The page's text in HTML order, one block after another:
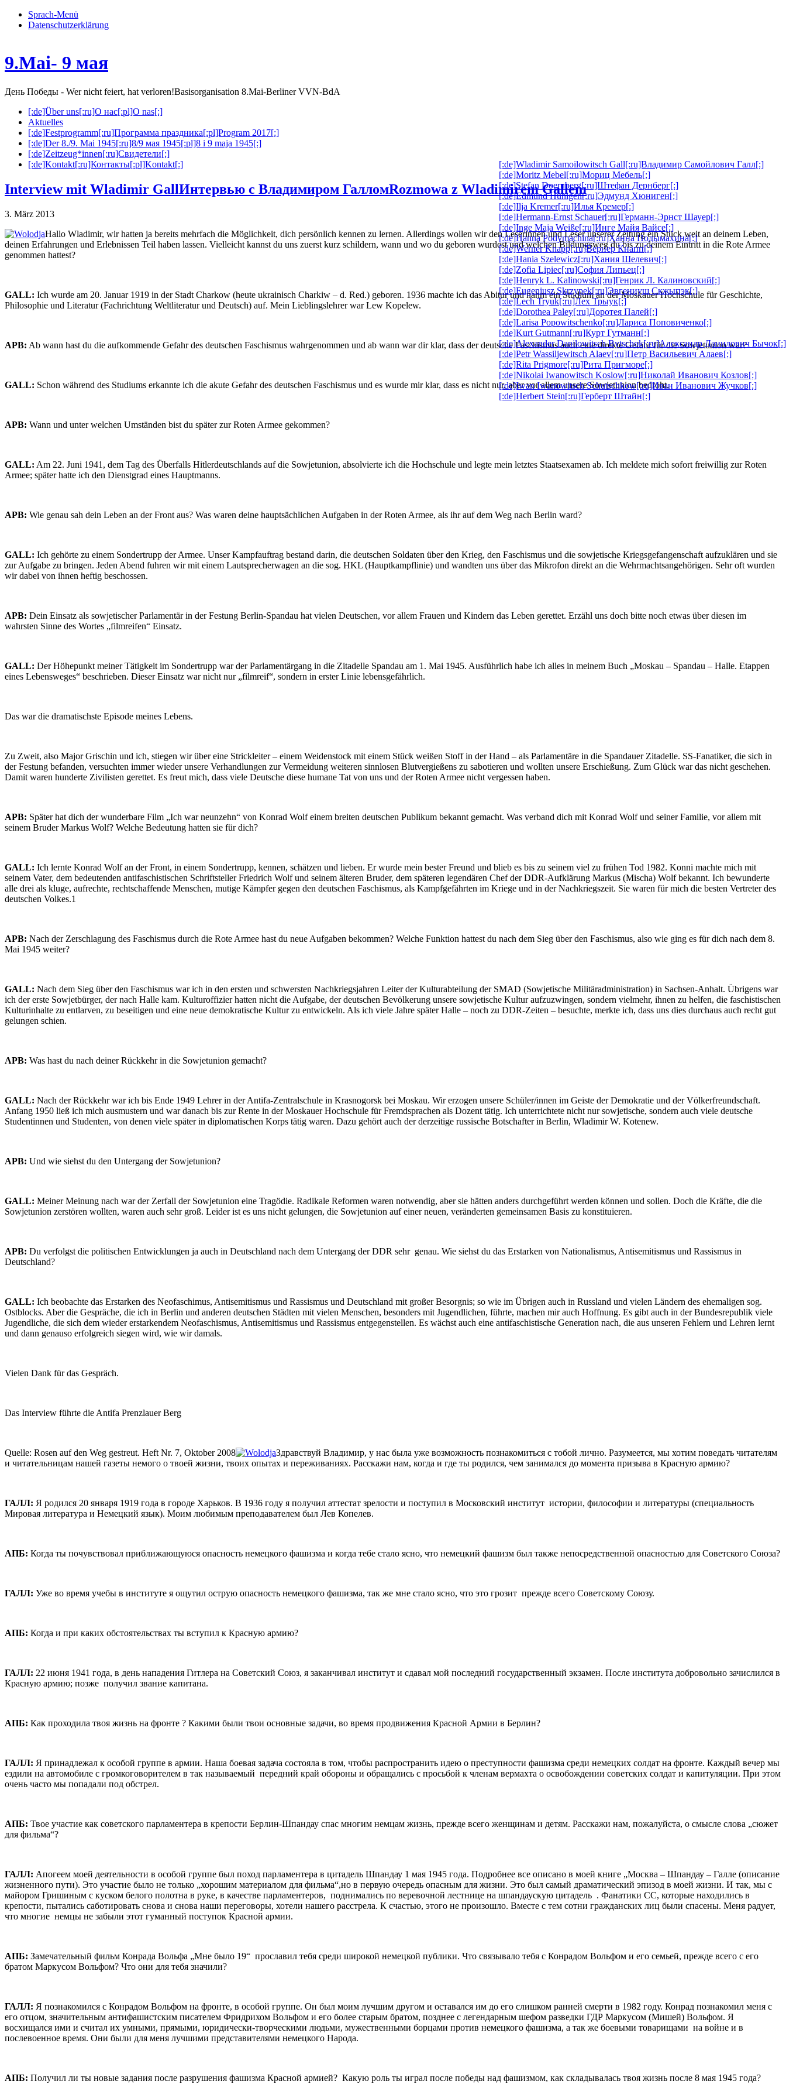
Sprach-Menü
Datenschutzerklärung
9.Mai- 9 мая
День Победы - Wer nicht feiert, hat verloren!Basisorganisation 8.Mai-Berliner VVN-BdA
[:de]Über uns[:ru]О нас[:pl]O nas[:]
Aktuelles
[:de]Festprogramm[:ru]Программа праздника[:pl]Program 2017[:]
[:de]Der 8./9. Mai 1945[:ru]8/9 мая 1945[:pl]8 i 9 maja 1945[:]
[:de]Zeitzeug*innen[:ru]Свидетели[:]
[:de]Wladimir Samoilowitsch Gall[:ru]Владимир Самойлович Галл[:]
[:de]Moritz Mebel[:ru]Мориц Мебель[:]
[:de]Stefan Doernberg[:ru]Штефан Дернберг[:]
[:de]Edmund Hünigen[:ru]Эдмунд Хюниген[:]
[:de]Ilja Kremer[:ru]Илья Кремер[:]
[:de]Hermann-Ernst Schauer[:ru]Германн-Эрнст Шауер[:]
[:de]Inge Maja Weiße[:ru]Инге Майя Вайсе[:]
[:de]Hanna Podymachina[:ru]Ханна Подымахина[:]
[:de]Werner Knapp[:ru]Вернер Кнапп[:]
[:de]Hania Szelewicz[:ru]Хания Шелевич[:]
[:de]Zofia Lipiec[:ru]София Липьец[:]
[:de]Henryk L. Kalinowski[:ru]Генрик Л. Калиновский[:]
[:de]Eugeniusz Skrzypek[:ru]Эвгениуш Скжыпэк[:]
[:de]Lech Tryuk[:ru]Лех Трыук[:]
[:de]Dorothea Paley[:ru]Доротея Палей[:]
[:de]Larisa Popowitschenko[:ru]Лариса Поповиченко[:]
[:de]Kurt Gutmann[:ru]Курт Гутманн[:]
[:de]Alexander Danilowitsch Bytschok[:ru]Александр Данилович Бычок[:]
[:de]Petr Wassiljewitsch Alaev[:ru]Петр Васильевич Алаев[:]
[:de]Rita Prigmore[:ru]Рита Пригморе[:]
[:de]Nikolai Iwanowitsch Koslow[:ru]Николай Иванович Козлов[:]
[:de]Iwan Iwanowitsch Schutschkow[:ru]Иван Иванович Жучков[:]
[:de]Herbert Stein[:ru]Герберт Штайн[:]
[:de]Kontakt[:ru]Контакты[:pl]Kontakt[:]
Interview mit Wladimir GallИнтервью с Владимиром ГалломRozmowa z Wladimirem Gallem
3. März 2013
Hallo Wladimir, wir hatten ja bereits mehrfach die Möglichkeit, dich persönlich kennen zu lernen. Allerdings wollen wir den Leserinnen und Leser unserer Zeitung ein Stück weit an deinem Leben,
deinen Erfahrungen und Erlebnissen Teil haben lassen. Vielleicht kannst du uns zuerst kurz schildern, wann und wo du geboren wurdest und welchen Bildungsweg du bis zu deinem Eintritt in die Rote Armee
genommen hattest?
GALL: Ich wurde am 20. Januar 1919 in der Stadt Charkow (heute ukrainisch Charkiw – d. Red.) geboren. 1936 machte ich das Abitur und nahm ein Studium an der Moskauer Hochschule für Geschichte,
Philosophie und Literatur (Fachrichtung Weltliteratur und Deutsch) auf. Mein Lieblingslehrer war Lew Kopelew.
APB: Ab wann hast du die aufkommende Gefahr des deutschen Faschismus wahrgenommen und ab wann war dir klar, dass der deutsche Faschismus auch eine direkte Gefahr für die Sowjetunion war?
GALL: Schon während des Studiums erkannte ich die akute Gefahr des deutschen Faschismus und es wurde mir klar, dass es nicht nur, aber vor allem unsere Sowjetunion bedroht.
APB: Wann und unter welchen Umständen bist du später zur Roten Armee gekommen?
GALL: Am 22. Juni 1941, dem Tag des Überfalls Hitlerdeutschlands auf die Sowjetunion, absolvierte ich die Hochschule und legte mein letztes Staatsexamen ab. Ich meldete mich sofort freiwillig zur Roten
Armee; später hatte ich den Dienstgrad eines Hauptmanns.
APB: Wie genau sah dein Leben an der Front aus? Was waren deine hauptsächlichen Aufgaben in der Roten Armee, als ihr auf dem Weg nach Berlin ward?
GALL: Ich gehörte zu einem Sondertrupp der Armee. Unser Kampfauftrag bestand darin, die deutschen Soldaten über den Krieg, den Faschismus und die sowjetische Kriegsgefangenschaft aufzuklären und sie
zur Aufgabe zu bringen. Jeden Abend fuhren wir mit einem Lautsprecherwagen an die sog. HKL (Hauptkampflinie) und wandten uns über das Mikrofon direkt an die Wehrmachtsangehörigen. Sehr oft wurden
wir dabei von ihnen heftig beschossen.
APB: Dein Einsatz als sowjetischer Parlamentär in der Festung Berlin-Spandau hat vielen Deutschen, vor allem Frauen und Kindern das Leben gerettet. Erzähl uns doch bitte noch etwas über diesen im
wahrsten Sinne des Wortes „filmreifen“ Einsatz.
GALL: Der Höhepunkt meiner Tätigkeit im Sondertrupp war der Parlamentärgang in die Zitadelle Spandau am 1. Mai 1945. Ausführlich habe ich alles in meinem Buch „Moskau – Spandau – Halle. Etappen
eines Lebensweges“ beschrieben. Dieser Einsatz war nicht nur „filmreif“, sondern in erster Linie lebensgefährlich.
Das war die dramatischste Episode meines Lebens.
Zu Zweit, also Major Grischin und ich, stiegen wir über eine Strickleiter – einem Weidenstock mit einem Stück weißen Stoff in der Hand – als Parlamentäre in die Spandauer Zitadelle. SS-Fanatiker, die sich in
der Festung befanden, versuchten immer wieder unsere Verhandlungen zur Vermeidung weiteren sinnlosen Blutvergießens zu sabotieren und wollten unsere Erschießung. Zum Glück war das nicht geschehen.
Damit waren hunderte Zivilisten gerettet. Es freut mich, dass viele Deutsche diese humane Tat von uns und der Roten Armee nicht vergessen haben.
APB: Später hat dich der wunderbare Film „Ich war neunzehn“ von Konrad Wolf einem breiten deutschen Publikum bekannt gemacht. Was verband dich mit Konrad Wolf und seiner Familie, vor allem mit
seinem Bruder Markus Wolf? Welche Bedeutung hatten sie für dich?
GALL: Ich lernte Konrad Wolf an der Front, in einem Sondertrupp, kennen, schätzen und lieben. Er wurde mein bester Freund und blieb es bis zu seinem viel zu frühen Tod 1982. Konni machte mich mit
seinem Vater, dem bedeutenden antifaschistischen Schriftsteller Friedrich Wolf und seinem älteren Bruder, dem späteren legendären Chef der DDR-Aufklärung Markus (Mischa) Wolf bekannt. Ich bewunderte
alle drei als kluge, aufrechte, rechtschaffende Menschen, mutige Kämpfer gegen den deutschen Faschismus, als Kampfgefährten im Kriege und in der Nachkriegszeit. Sie waren für mich die besten Vertreter des
deutschen Volkes.1
APB: Nach der Zerschlagung des Faschismus durch die Rote Armee hast du neue Aufgaben bekommen? Welche Funktion hattest du nach dem Sieg über den Faschismus, also wie ging es für dich nach dem 8.
Mai 1945 weiter?
GALL: Nach dem Sieg über den Faschismus war ich in den ersten und schwersten Nachkriegsjahren Leiter der Kulturabteilung der SMAD (Sowjetische Militäradministration) in Sachsen-Anhalt. Übrigens war
ich der erste Sowjetbürger, der nach Halle kam. Kulturoffizier hatten nicht die Aufgabe, der deutschen Bevölkerung unsere sowjetische Kultur aufzuzwingen, sondern vielmehr, ihnen zu helfen, die faschistischen
Kulturinhalte zu entlarven, zu beseitigen und eine neue demokratische Kultur zu entwickeln. Als ich viele Jahre später Halle – noch zu DDR-Zeiten – besuchte, merkte ich, dass uns dies durchaus auch recht gut
gelungen schien.
APB: Was hast du nach deiner Rückkehr in die Sowjetunion gemacht?
GALL: Nach der Rückkehr war ich bis Ende 1949 Lehrer in der Antifa-Zentralschule in Krasnogorsk bei Moskau. Wir erzogen unsere Schüler/innen im Geiste der Demokratie und der Völkerfreundschaft.
Anfang 1950 ließ ich mich ausmustern und war danach bis zur Rente in der Moskauer Hochschule für Fremdsprachen als Dozent tätig. Ich unterrichtete nicht nur sowjetische, sondern auch viele deutsche
Studentinnen und Studenten, von denen viele später in diplomatischen Korps tätig waren. Dazu gehört auch der derzeitige russische Botschafter in Berlin, Wladimir W. Kotenew.
APB: Und wie siehst du den Untergang der Sowjetunion?
GALL: Meiner Meinung nach war der Zerfall der Sowjetunion eine Tragödie. Radikale Reformen waren notwendig, aber sie hätten anders durchgeführt werden können und sollen. Doch die Kräfte, die die
Sowjetunion zerstören wollten, waren auch sehr groß. Leider ist es uns nicht gelungen, die Sowjetunion auf einer neuen, veränderten gemeinsamen Basis zu konstituieren.
APB: Du verfolgst die politischen Entwicklungen ja auch in Deutschland nach dem Untergang der DDR sehr genau. Wie siehst du das Erstarken von Nationalismus, Antisemitismus und Rassismus in
Deutschland?
GALL: Ich beobachte das Erstarken des Neofaschimus, Antisemitismus und Rassismus und Deutschland mit großer Besorgnis; so wie im Übrigen auch in Russland und vielen Ländern des ehemaligen sog.
Ostblocks. Aber die Gespräche, die ich in Berlin und anderen deutschen Städten mit vielen Menschen, besonders mit Jugendlichen, führte, machen mir auch Hoffnung. Es gibt auch in der Bundesrepublik viele
Jugendliche, die sich dem wieder erstarkendem Neofaschismus, Antisemitismus und Rassismus entgegenstellen. Es wächst auch eine antifaschistische Generation nach, die aus unseren Fehlern und Lehren lernt
und dann genauso erfolgreich siegen wird, wie wir damals.
Vielen Dank für das Gespräch.
Das Interview führte die Antifa Prenzlauer Berg
Quelle: Rosen auf den Weg gestreut. Heft Nr. 7, Oktober 2008
Здравствуй Владимир, у нас была уже возможность познакомиться с тобой лично. Разумеется, мы хотим поведать читателям
и читательницам нашей газеты немого о твоей жизни, твоих опытах и переживаниях. Расскажи нам, когда и где ты родился, чем занимался до момента призыва в Красную армию?
ГАЛЛ: Я родился 20 января 1919 года в городе Харьков. В 1936 году я получил аттестат зрелости и поступил в Московский институт истории, философии и литературы (специальность
Мировая литература и Немецкий язык). Моим любимым преподавателем был Лев Копелев.
AПБ: Когда ты почувствовал приближающуюся опасность немецкого фашизма и когда тебе стало ясно, что немецкий фашизм был также непосредственной опасностью для Советского Союза?
ГАЛЛ: Уже во время учебы в институте я ощутил острую опасность немецкого фашизма, так же мне стало ясно, что это грозит прежде всего Советскому Союзу.
AПБ: Когда и при каких обстоятельствах ты вступил к Красную армию?
ГАЛЛ: 22 июня 1941 года, в день нападения Гитлера на Советский Союз, я заканчивал институт и сдавал мой последний государственный экзамен. После института добровольно зачислился в
Красную армию; позже получил звание капитана.
AПБ: Как проходила твоя жизнь на фронте ? Какими были твои основные задачи, во время продвижения Красной Армии в Берлин?
ГАЛЛ: Я принадлежал к особой группе в армии. Наша боевая задача состояла в том, чтобы распространить идею о преступности фашизма среди немецких солдат на фронте. Каждый вечер мы
ездили на автомобиле с громкоговорителем в так называемый передний край обороны и обращались с просьбой к членам вермахта о освобождении советских солдат и капитуляции. При этом
очень часто мы попадали под обстрел.
AПБ: Твое участие как советского парламентера в крепости Берлин-Шпандау спас многим немцам жизнь, прежде всего женщинам и детям. Расскажи нам, пожалуйста, о смысле слова „сюжет
для фильма“?
ГАЛЛ: Апогеем моей деятельности в особой группе был поход парламентера в цитадель Шпандау 1 мая 1945 года. Подробнее все описано в моей книге „Москва – Шпандау – Галле (описание
жизненного пути). Это участие было не только „хорошим материалом для фильма“,но в первую очередь опасным для жизни. Это был самый драматический эпизод в моей жизни. И так, мы с
майором Гришиным с куском белого полотна в руке, в качестве парламентеров, поднимались по веревочной лестнице на шпандаускую цитадель . Фанатики СС, которые находились в
крепости, пытались саботировать снова и снова наши переговоры, хотели нашего расстрела. К счастью, этого не произошло. Вместе с тем сотни гражданских лиц были спасены. Меня радует,
что многие немцы не забыли этот гуманный поступок Красной армии.
AПБ: Замечательный фильм Конрада Вольфа „Мне было 19“ прославил тебя среди широкой немецкой публики. Что связывало тебя с Конрадом Вольфом и его семьей, прежде всего с его
братом Маркусом Вольфом? Что они для тебя значили?
ГАЛЛ: Я познакомился с Конрадом Вольфом на фронте, в особой группе. Он был моим лучшим другом и оставался им до его слишком ранней смерти в 1982 году. Конрад познакомил меня с
его отцом, значительным антифашистским писателем Фридрихом Вольфом и его более старым братом, позднее с легендарным шефом разведки ГДР Маркусом (Мишей) Вольфом. Я
восхищался ими и считал их умными, прямыми, юридически-творческими людьми, мужественными борцами против немецкого фашизма, а так же боевыми товарищами на войне и в
послевоенное время. Они были для меня лучшими представителями немецкого Народа.
AПБ: Получил ли ты новые задания после разрушения фашизма Красной армией? Какую роль ты играл после победы над фашизмом, как складывалась твоя жизнь после 8 мая 1945 года?